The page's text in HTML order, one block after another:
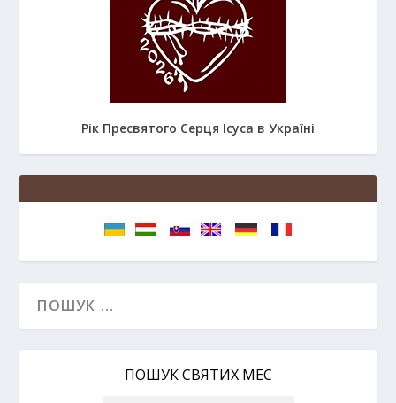
Рік Пресвятого Серця Ісуса в Україні
ПОШУК СВЯТИХ МЕС